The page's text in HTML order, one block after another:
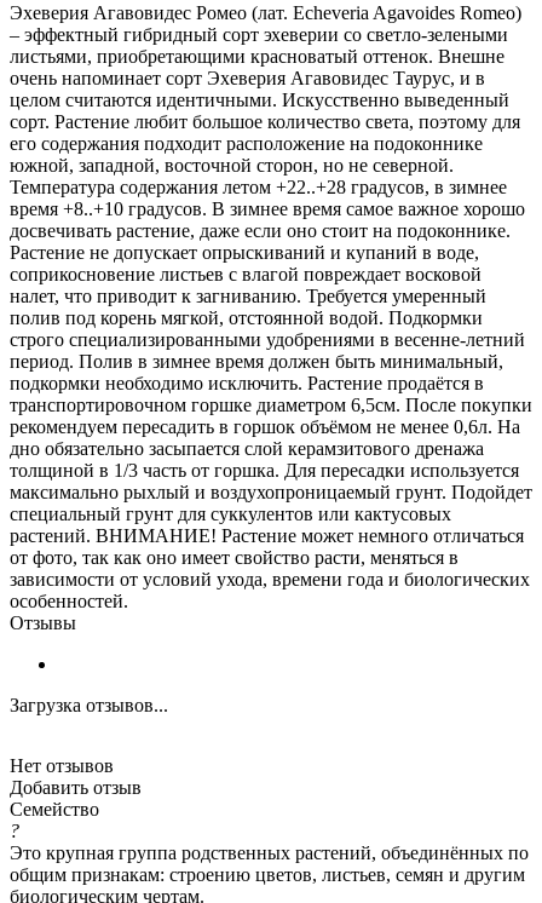
Эхеверия Агавовидес Ромео (лат. Echeveria Agavoides Romeo)
– эффектный гибридный сорт эхеверии со светло-зелеными
листьями, приобретающими красноватый оттенок. Внешне
очень напоминает сорт Эхеверия Агавовидес Таурус, и в
целом считаются идентичными. Искусственно выведенный
сорт. Растение любит большое количество света, поэтому для
его содержания подходит расположение на подоконнике
южной, западной, восточной сторон, но не северной.
Температура содержания летом +22..+28 градусов, в зимнее
время +8..+10 градусов. В зимнее время самое важное хорошо
досвечивать растение, даже если оно стоит на подоконнике.
Растение не допускает опрыскиваний и купаний в воде,
соприкосновение листьев с влагой повреждает восковой
налет, что приводит к загниванию. Требуется умеренный
полив под корень мягкой, отстоянной водой. Подкормки
строго специализированными удобрениями в весенне-летний
период. Полив в зимнее время должен быть минимальный,
подкормки необходимо исключить. Растение продаётся в
транспортировочном горшке диаметром 6,5см. После покупки
рекомендуем пересадить в горшок объёмом не менее 0,6л. На
дно обязательно засыпается слой керамзитового дренажа
толщиной в 1/3 часть от горшка. Для пересадки используется
максимально рыхлый и воздухопроницаемый грунт. Подойдет
специальный грунт для суккулентов или кактусовых
растений. ВНИМАНИЕ! Растение может немного отличаться
от фото, так как оно имеет свойство расти, меняться в
зависимости от условий ухода, времени года и биологических
особенностей.
Отзывы
Загрузка отзывов...
Нет отзывов
Добавить отзыв
Семейство
?
Это крупная группа родственных растений, объединённых по
общим признакам: строению цветов, листьев, семян и другим
биологическим чертам.